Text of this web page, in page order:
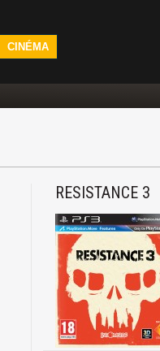
CINÉMA
RESISTANCE 3